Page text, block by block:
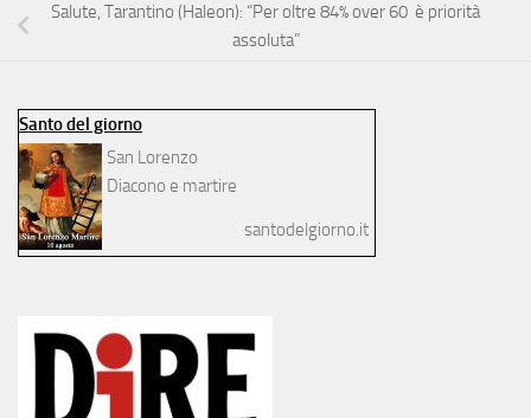
Salute, Tarantino (Haleon): “Per oltre 84% over 60 è priorità
assoluta”
Santo del giorno
San Lorenzo
Diacono e martire
santodelgiorno.it